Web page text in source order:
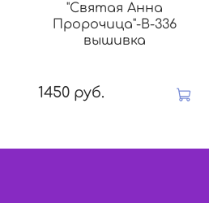
"Святая Анна
Пророчица"-В-336
вышивка
1450 руб.